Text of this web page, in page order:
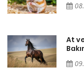
At